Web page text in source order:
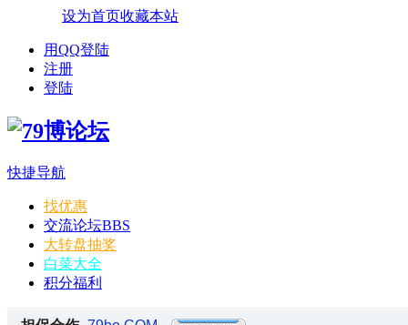
设为首页收藏本站
用QQ登陆
注册
登陆
快捷导航
找优惠
交流论坛BBS
大转盘抽奖
白菜大全
积分福利